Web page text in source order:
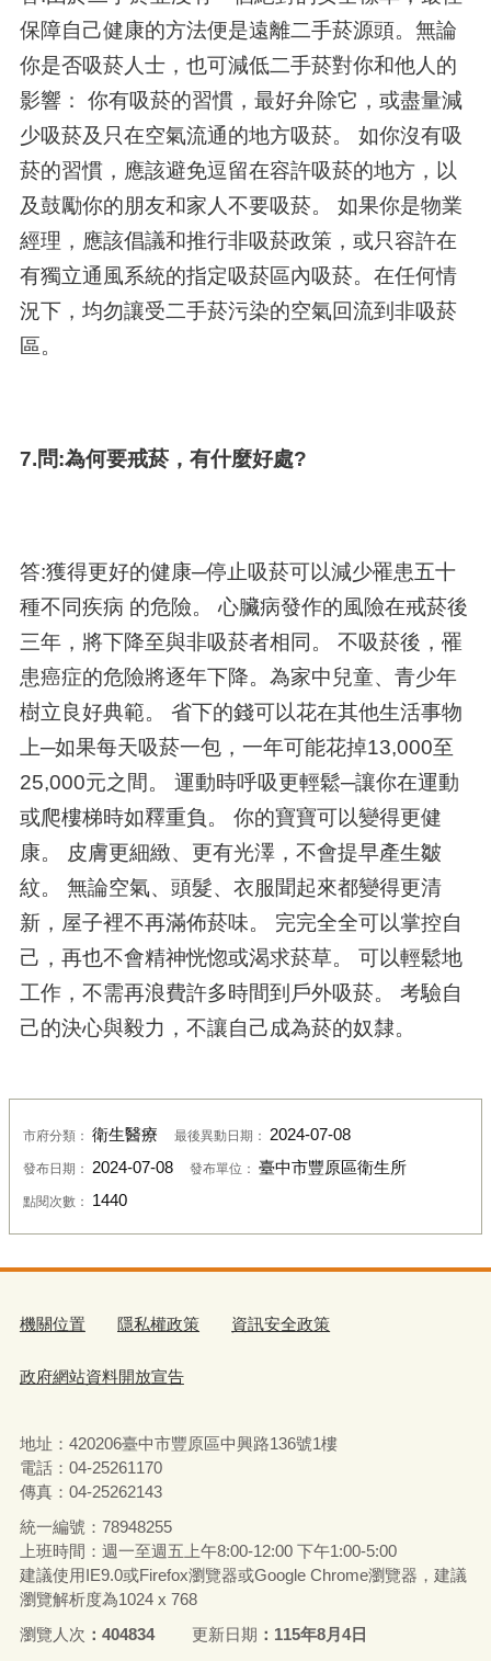
保障自己健康的方法便是遠離二手菸源頭。無論
你是否吸菸人士，也可減低二手菸對你和他人的
影響： 你有吸菸的習慣，最好弁除它，或盡量減
少吸菸及只在空氣流通的地方吸菸。 如你沒有吸
菸的習慣，應該避免逗留在容許吸菸的地方，以
及鼓勵你的朋友和家人不要吸菸。 如果你是物業
經理，應該倡議和推行非吸菸政策，或只容許在
有獨立通風系統的指定吸菸區內吸菸。在任何情
況下，均勿讓受二手菸污染的空氣回流到非吸菸
區。
7.問:為何要戒菸，有什麼好處?
答:獲得更好的健康─停止吸菸可以減少罹患五十
種不同疾病 的危險。 心臟病發作的風險在戒菸後
三年，將下降至與非吸菸者相同。 不吸菸後，罹
患癌症的危險將逐年下降。為家中兒童、青少年
樹立良好典範。 省下的錢可以花在其他生活事物
上─如果每天吸菸一包，一年可能花掉13,000至
25,000元之間。 運動時呼吸更輕鬆─讓你在運動
或爬樓梯時如釋重負。 你的寶寶可以變得更健
康。 皮膚更細緻、更有光澤，不會提早產生皺
紋。 無論空氣、頭髮、衣服聞起來都變得更清
新，屋子裡不再滿佈菸味。 完完全全可以掌控自
己，再也不會精神恍惚或渴求菸草。 可以輕鬆地
工作，不需再浪費許多時間到戶外吸菸。 考驗自
己的決心與毅力，不讓自己成為菸的奴隸。
市府分類： 衛生醫療 最後異動日期： 2024-07-08
發布日期： 2024-07-08 發布單位： 臺中市豐原區衛生所
點閱次數： 1440
機關位置 隱私權政策 資訊安全政策
政府網站資料開放宣告
地址：420206臺中市豐原區中興路136號1樓
電話：04-25261170
傳真：04-25262143
統一編號：78948255
上班時間：週一至週五上午8:00-12:00 下午1:00-5:00
建議使用IE9.0或Firefox瀏覽器或Google Chrome瀏覽器，建議
瀏覽解析度為1024 x 768
瀏覽人次
404834 更新日期 115年8月4日